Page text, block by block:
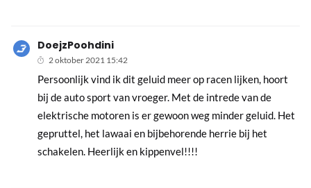
DoejzPoohdini
2 oktober 2021 15:42
Persoonlijk vind ik dit geluid meer op racen lijken, hoort
bij de auto sport van vroeger. Met de intrede van de
elektrische motoren is er gewoon weg minder geluid. Het
gepruttel, het lawaai en bijbehorende herrie bij het
schakelen. Heerlijk en kippenvel!!!!